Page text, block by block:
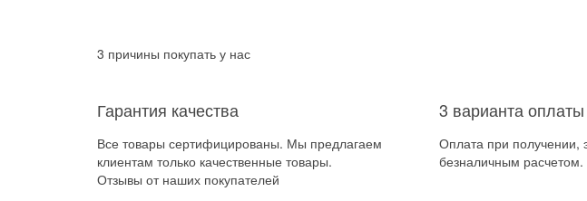
3 причины покупать у нас
Гарантия качества
Все товары сертифицированы. Мы предлагаем
клиентам только качественные товары.
3 варианта оплаты
Оплата при получении,
безналичным расчетом.
Отзывы от наших покупателей